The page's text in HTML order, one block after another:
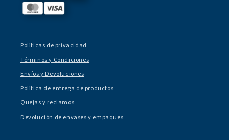
Políticas de privacidad
Términos y Condiciones
Envíos y Devoluciones
Política de entrega de productos
Quejas y reclamos
Devolución de envases y empaques